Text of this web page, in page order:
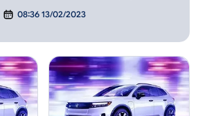
08:36 13/02/2023